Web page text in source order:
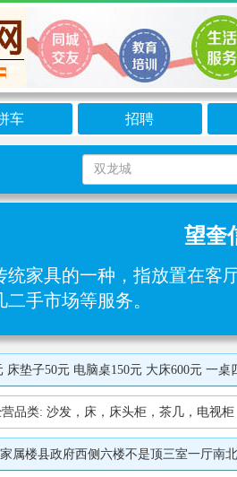
车 招聘
望奎
统家具的一种，指放置在客
手市场等服务。
床垫子50元 电脑桌150元 大床600元 一
品类: 沙发，床，床头柜，茶几，电视
楼县政府西侧六楼不是顶三室一厅南北阳台，